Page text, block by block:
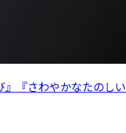
』『さわやかなたの